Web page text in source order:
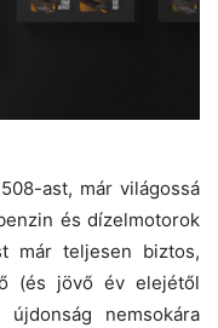
ast, már világossá
és dízelmotorok
már teljesen biztos,
(és jövő év elejétől
nemsokára